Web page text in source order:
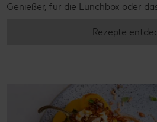
Genießer, für die Lunchbox oder
Rezepte